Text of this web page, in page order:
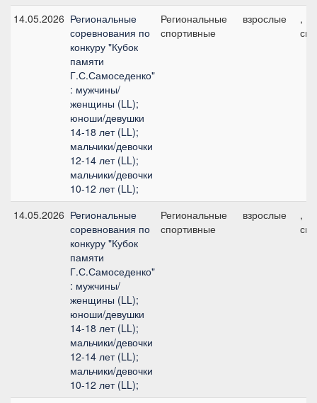
14.05.2026 Региональные
соревнования по
конкуру "Кубок
памяти
Г.С.Самоседенко"
: мужчины/
женщины (LL);
юноши/девушки
14-18 лет (LL);
мальчики/девочки
12-14 лет (LL);
мальчики/девочки
10-12 лет (LL);
Региональные
спортивные
взрослые
,
см
14.05.2026 Региональные
соревнования по
конкуру "Кубок
памяти
Г.С.Самоседенко"
: мужчины/
женщины (LL);
юноши/девушки
14-18 лет (LL);
мальчики/девочки
12-14 лет (LL);
мальчики/девочки
10-12 лет (LL);
Региональные
спортивные
взрослые
,
см